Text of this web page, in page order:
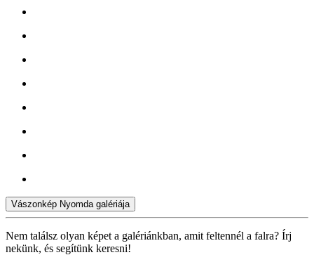
Vászonkép Nyomda galériája
Nem találsz olyan képet a galériánkban, amit feltennél a falra? Írj
nekünk, és segítünk keresni!